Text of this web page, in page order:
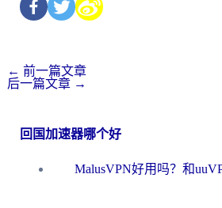
← 前一篇文章
后一篇文章 →
回国加速器哪个好